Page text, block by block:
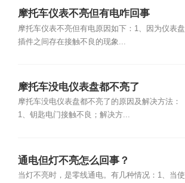
摩托车仪表不亮但有电咋回事
摩托车仪表不亮但有电原因如下：1、因为仪表盘
插件之间存在接触不良的现象...
摩托车没电仪表盘都不亮了
摩托车没电仪表盘都不亮了的原因及解决方法：
1、钥匙电门接触不良；解决方...
通电但灯不亮怎么回事？
当灯不亮时，是零线通电。有几种情况：1、当使